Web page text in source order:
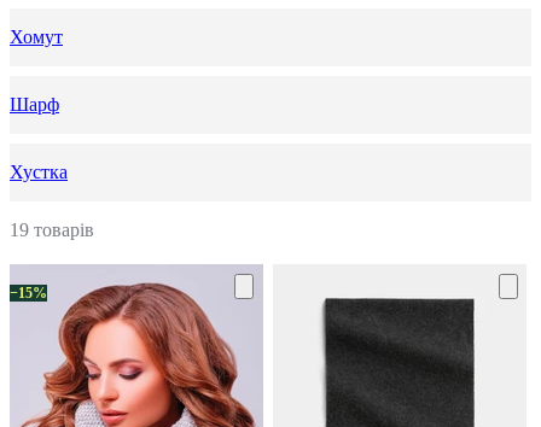
Хомут
Шарф
Хустка
19 товарів
−15%